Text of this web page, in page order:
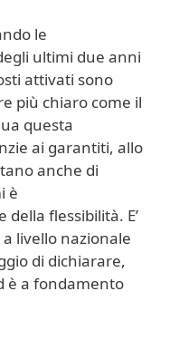
le
ultimi due anni
attivati sono
più chiaro come il
questa
ai garantiti, allo
anche di
è
flessibilità. E’
livello nazionale
di dichiarare,
è a fondamento